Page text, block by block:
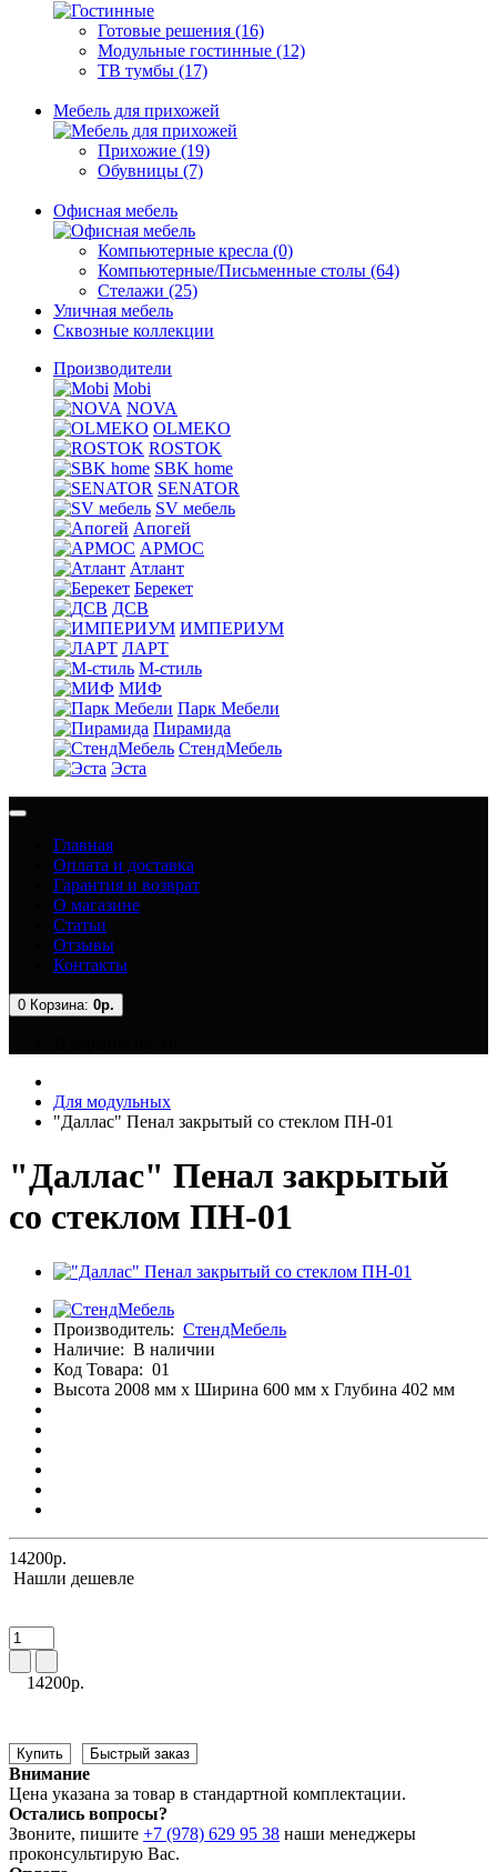
Готовые решения (16)
Модульные гостинные (12)
ТВ тумбы (17)
Мебель для прихожей
Прихожие (19)
Обувницы (7)
Офисная мебель
Компьютерные кресла (0)
Компьютерные/Письменные столы (64)
Стелажи (25)
Уличная мебель
Сквозные коллекции
Производители
Mobi
NOVA
OLMEKO
ROSTOK
SBK home
SENATOR
SV мебель
Апогей
АРМОС
Атлант
Берекет
ДСВ
ИМПЕРИУМ
ЛАРТ
М-стиль
МИФ
Парк Мебели
Пирамида
СтендМебель
Эста
Главная
Оплата и доставка
Гарантия и возврат
О магазине
Статьи
Отзывы
Контакты
0 Корзина: 0р.
Для модульных
"Даллас" Пенал закрытый со стеклом ПН-01
"Даллас" Пенал закрытый
со стеклом ПН-01
Производитель: СтендМебель
Наличие: В наличии
Код Товара: 01
Высота 2008 мм x Ширина 600 мм x Глубина 402 мм
14200р.
Нашли дешевле
14200р.
Купить Быстрый заказ
Внимание
Цена указана за товар в стандартной комплектации.
Остались вопросы?
Звоните, пишите +7 (978) 629 95 38 наши менеджеры
проконсультирую Вас.